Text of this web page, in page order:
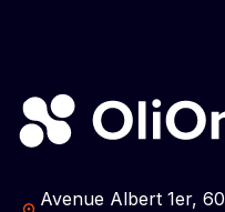
Avenue Albert 1er, 60